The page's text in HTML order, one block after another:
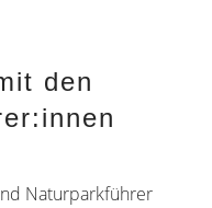
den
Naturparkführer